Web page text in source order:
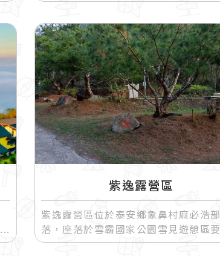
紫逸露營區
紫逸露營區位於泰安鄉象鼻村麻必浩部
落，座落於雪霸國家公園雪見遊憩區要